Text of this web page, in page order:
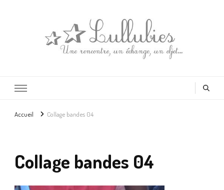
Accueil Collage bandes 04
Collage bandes 04